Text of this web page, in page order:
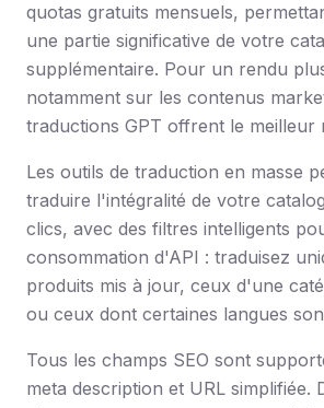
quotas gratuits mensuels,
une partie significative de votre
supplémentaire. Pour un rendu
notamment sur les contenus
traductions GPT offrent le meilleur
Les outils de traduction en masse
traduire l'intégralité de votre
clics, avec des filtres intelligents
consommation d'API : traduisez
produits mis à jour, ceux d'une
ou ceux dont certaines langues
Tous les champs SEO sont
meta description et URL simplifiée.